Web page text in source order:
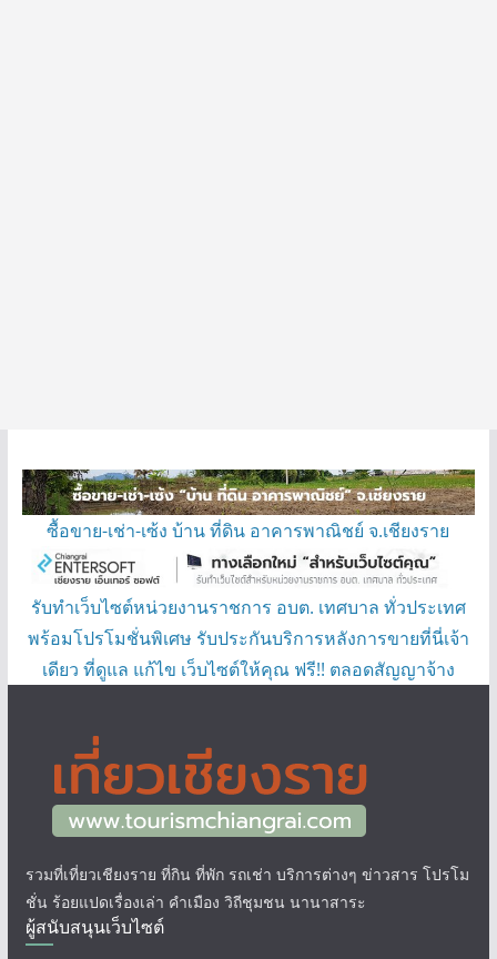
ซื้อขาย-เช่า-เซ้ง บ้าน ที่ดิน อาคารพาณิชย์ จ.เชียงราย
รับทำเว็บไซต์หน่วยงานราชการ อบต. เทศบาล ทั่วประเทศ
พร้อมโปรโมชั่นพิเศษ รับประกันบริการหลังการขายที่นี่เจ้า
เดียว ที่ดูแล แก้ไข เว็บไซต์ให้คุณ ฟรี!! ตลอดสัญญาจ้าง
รวมที่เที่ยวเชียงราย ที่กิน ที่พัก รถเช่า บริการต่างๆ ข่าวสาร โปรโม
ชั่น ร้อยแปดเรื่องเล่า คำเมือง วิถีชุมชน นานาสาระ
ผู้สนับสนุนเว็บไซต์